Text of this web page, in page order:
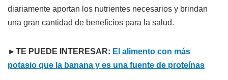
diariamente aportan los nutrientes necesarios y brindan
una gran cantidad de beneficios para la salud.
►TE PUEDE INTERESAR: El alimento con más
potasio que la banana y es una fuente de proteínas